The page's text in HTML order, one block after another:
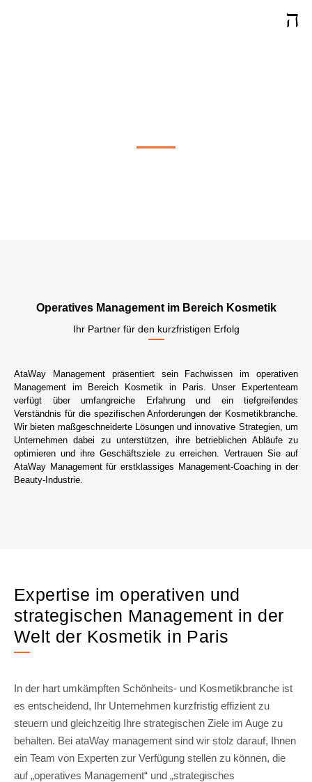
Operatives Management im Bereich Kosmetik
Ihr Partner für den kurzfristigen Erfolg
AtaWay Management präsentiert sein Fachwissen im operativen
Management im Bereich Kosmetik in Paris. Unser Expertenteam
verfügt über umfangreiche Erfahrung und ein tiefgreifendes
Verständnis für die spezifischen Anforderungen der Kosmetikbranche.
Wir bieten maßgeschneiderte Lösungen und innovative Strategien, um
Unternehmen dabei zu unterstützen, ihre betrieblichen Abläufe zu
optimieren und ihre Geschäftsziele zu erreichen. Vertrauen Sie auf
AtaWay Management für erstklassiges Management-Coaching in der
Beauty-Industrie.
Expertise im operativen und
strategischen Management in der
Welt der Kosmetik in Paris
In der hart umkämpften Schönheits- und Kosmetikbranche ist
es entscheidend, Ihr Unternehmen kurzfristig effizient zu
steuern und gleichzeitig Ihre strategischen Ziele im Auge zu
behalten. Bei ataWay management sind wir stolz darauf, Ihnen
ein Team von Experten zur Verfügung stellen zu können, die
auf „operatives Management“ und „strategisches